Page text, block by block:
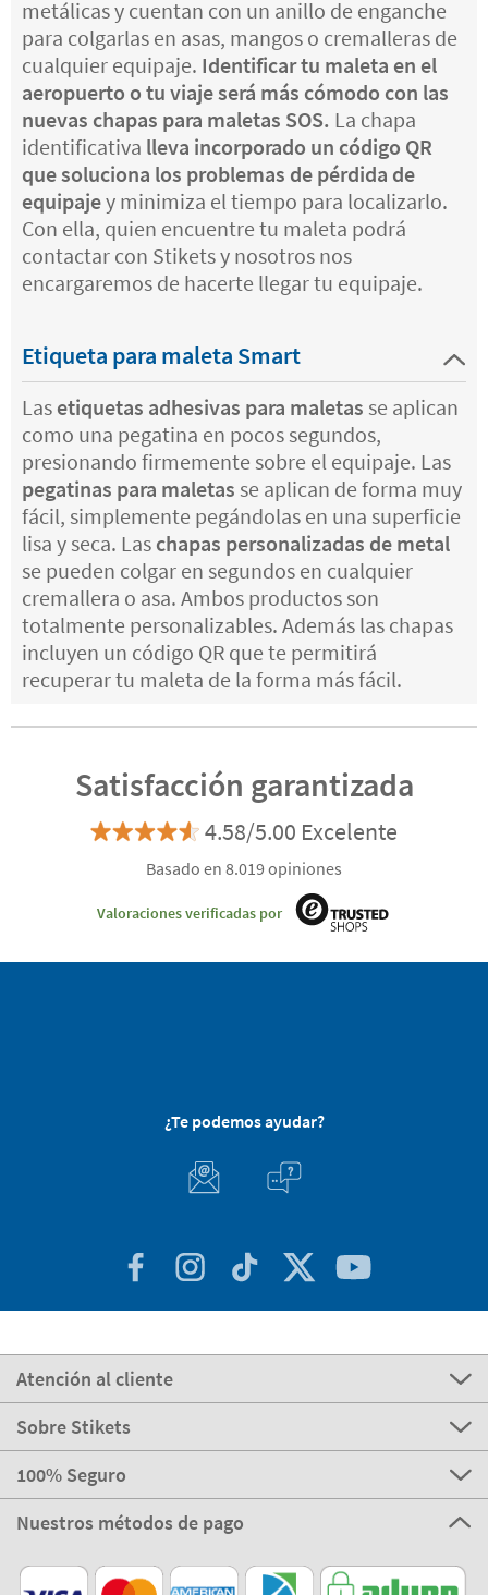
metálicas y cuentan con un anillo de enganche
para colgarlas en asas, mangos o cremalleras de
cualquier equipaje. Identificar tu maleta en el
aeropuerto o tu viaje será más cómodo con las
nuevas chapas para maletas SOS. La chapa
identificativa lleva incorporado un código QR
que soluciona los problemas de pérdida de
equipajey minimiza el tiempo para localizarlo.
Con ella, quien encuentre tu maleta podrá
contactar con Stikets y nosotros nos
encargaremos de hacerte llegar tu equipaje.
Etiqueta para maleta Smart
Las etiquetas adhesivas para maletas se aplican
como una pegatina en pocos segundos,
presionando firmemente sobre el equipaje. Las
pegatinas para maletas se aplican de forma muy
fácil, simplemente pegándolas en una superficie
lisa y seca. Las chapas personalizadas de metal
se pueden colgar en segundos en cualquier
cremallera o asa. Ambos productos son
totalmente personalizables. Además las chapas
incluyen un código QR que te permitirá
recuperar tu maleta de la forma más fácil.
Satisfacción garantizada
4.58/5.00 Excelente
Basado en 8.019 opiniones
Valoraciones verificadas por
¿Te podemos ayudar?
Atención al cliente
Sobre Stikets
100% Seguro
Nuestros métodos de pago